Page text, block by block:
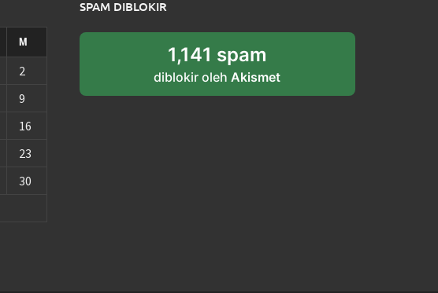
M
2
9
16
23
30
SPAM DIBLOKIR
1,141 spam
diblokir olehAkismet